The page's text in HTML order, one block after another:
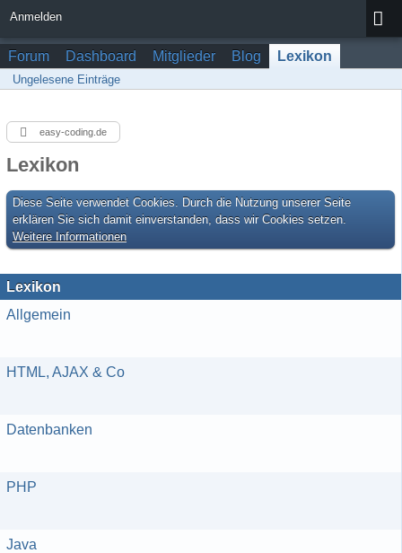
Anmelden
Forum Dashboard Mitglieder Blog Lexikon
Ungelesene Einträge
easy-coding.de
Lexikon
Diese Seite verwendet Cookies. Durch die Nutzung unserer Seite
erklären Sie sich damit einverstanden, dass wir Cookies setzen.
Weitere Informationen
Lexikon
Allgemein
HTML, AJAX & Co
Datenbanken
PHP
Java